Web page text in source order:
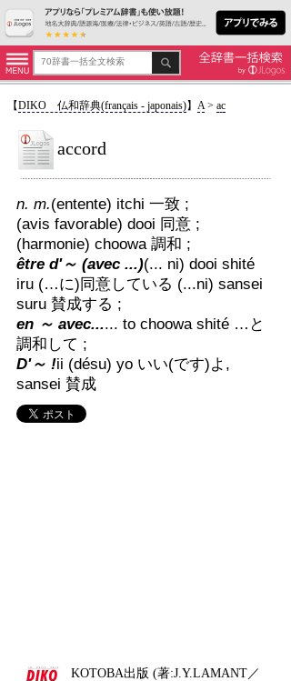
【DIKO 仏和辞典(français - japonais)】 A> ac
accord
n. m.(entente) itchi 一致 ;
(avis favorable) dooi 同意 ;
(harmonie) choowa 調和 ;
être d'～ (avec ...)(... ni) dooi shité
iru (…に)同意している (...ni) sansei
suru 賛成する ;
en ～ avec...... to choowa shité …と
調和して ;
D'～ !ii (désu) yo いい(です)よ,
sansei 賛成
KOTOBA出版 (著:J.Y.LAMANT／